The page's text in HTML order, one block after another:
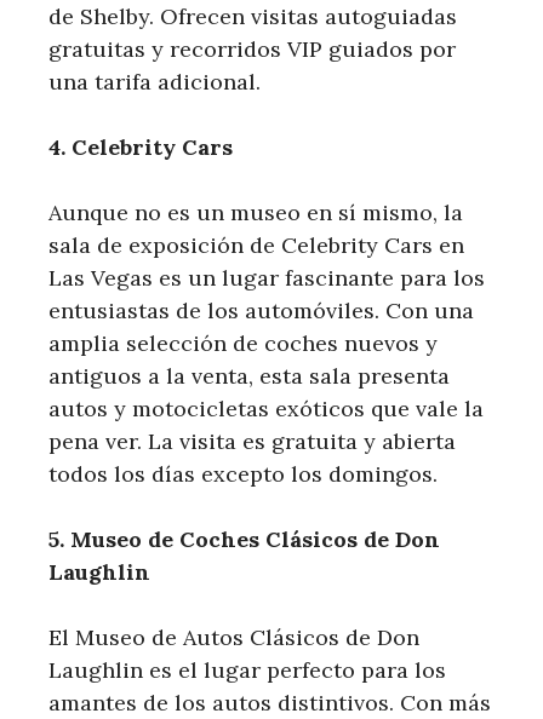
de Shelby. ‌Ofrecen visitas autoguiadas
gratuitas‍ y recorridos VIP guiados por
una tarifa adicional.
4. Celebrity Cars
Aunque no⁤ es ⁣un museo en sí mismo, la
sala de exposición de Celebrity Cars en
Las Vegas es un lugar fascinante para los
entusiastas de los automóviles. Con una
amplia selección de coches nuevos y⁤
antiguos a la venta, esta sala presenta
autos y motocicletas exóticos que vale la
pena ver. La visita es gratuita y abierta
todos los días excepto los domingos.
5. Museo de Coches Clásicos de Don
Laughlin
El Museo ​de Autos Clásicos de Don
Laughlin es el lugar perfecto para los
amantes⁤ de los autos distintivos. Con más